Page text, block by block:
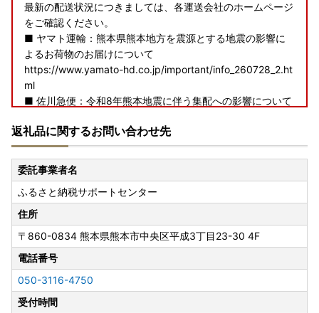
最新の配送状況につきましては、各運送会社のホームページ
をご確認ください。
■ ヤマト運輸：熊本県熊本地方を震源とする地震の影響に
よるお荷物のお届けについて
https://www.yamato-hd.co.jp/important/info_260728_2.ht
ml
■ 佐川急便：令和8年熊本地震に伴う集配への影響について
■ 日本郵便（ゆうパック）：熊本県熊本地方を震源とする
地震の影響について
https://www.post.japanpost.jp/newsrelease/pressrelease/
9879629480.html
寄附者の皆様にはご不便、ご迷惑をおかけし誠に申し訳ござ
いませんが、何卒ご理解賜りますようお願い申し上げます。
【オンラインワンストップ特例申請について】
当自治体はオンラインワンストップ申請対象自治体です。
寄附後の申請など、オンラインにて対応が可能です。
返礼品に関するお問い合わせ先
委託事業者名
ふるさと納税サポートセンター
住所
〒860-0834 熊本県熊本市中央区平成3丁目23-30 4F
電話番号
050-3116-4750
受付時間